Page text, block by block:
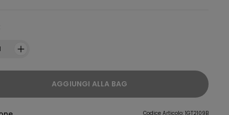
AGGIUNGI ALLA BAG
Codice Articolo: 1GT2109B